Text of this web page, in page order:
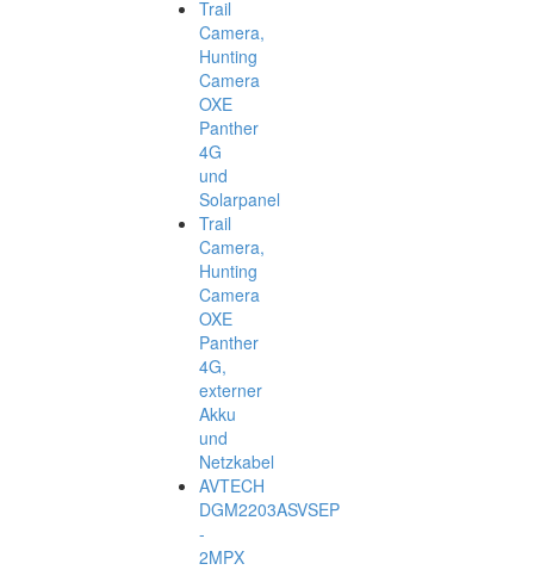
Trail
Camera,
Hunting
Camera
OXE
Panther
4G
und
Solarpanel
Trail
Camera,
Hunting
Camera
OXE
Panther
4G,
externer
Akku
und
Netzkabel
AVTECH
DGM2203ASVSEP
-
2MPX